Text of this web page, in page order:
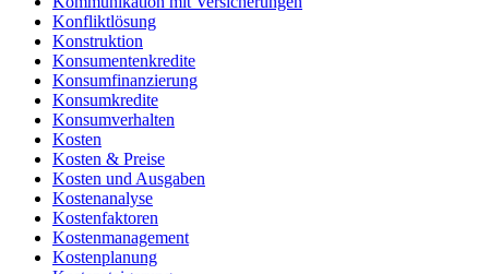
Konfliktlösung
Konstruktion
Konsumentenkredite
Konsumfinanzierung
Konsumkredite
Konsumverhalten
Kosten
Kosten & Preise
Kosten und Ausgaben
Kostenanalyse
Kostenfaktoren
Kostenmanagement
Kostenplanung